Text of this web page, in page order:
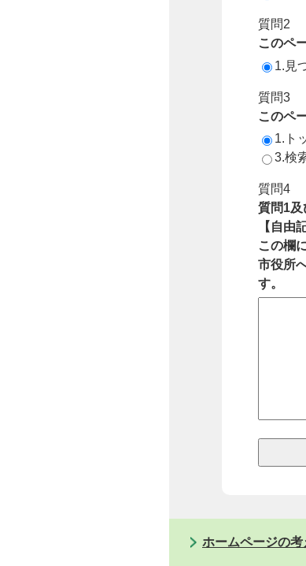
質問2
このペ
1.見
質問3
このペ
1.ト
3.検
質問4
質問1及
【自由
この欄
市役所
す。
ホームページの考